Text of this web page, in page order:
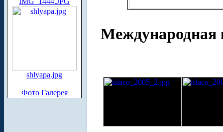
shlyapa.jpg
Фото Галерея